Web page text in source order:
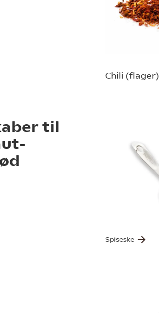
Chili (flager)
til
Spiseske